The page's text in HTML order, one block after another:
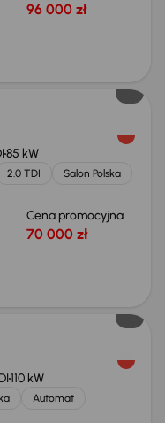
96 000 zł
85 kW
2.0 TDI
Salon Polska
Cena promocyjna
70 000 zł
110 kW
Automat